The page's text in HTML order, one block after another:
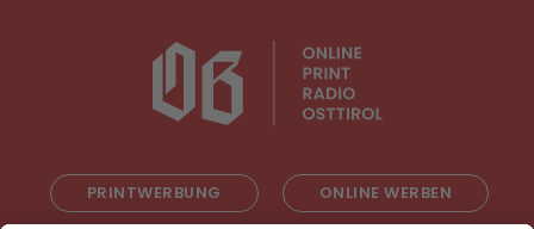
PRINTWERBUNG ONLINE WERBEN